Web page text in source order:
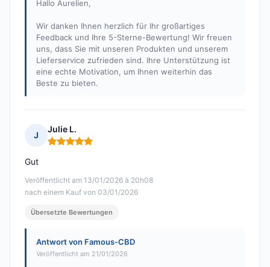
Hallo Aurelien,
Wir danken Ihnen herzlich für Ihr großartiges
Feedback und Ihre 5-Sterne-Bewertung! Wir freuen
uns, dass Sie mit unseren Produkten und unserem
Lieferservice zufrieden sind. Ihre Unterstützung ist
eine echte Motivation, um Ihnen weiterhin das
Beste zu bieten.
J
Julie L.
Hinweis: 5 von 5
Veröffentlicht am 13/01/2026 à 20h08
nach einem Kauf von 03/01/2026
Gut
Übersetzte Bewertungen
Antwort von Famous-CBD
Veröffentlicht am 21/01/2026